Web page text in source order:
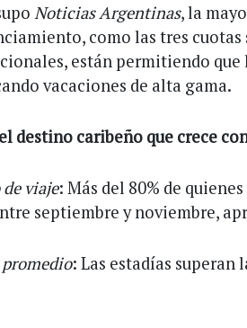
Noticias Argentinas, la
como las tres
están permitiendo
vacaciones de alta gama.
destino caribeño que crece
viaje: Más del 80% de
septiembre y noviembre,
: Las estadías superan